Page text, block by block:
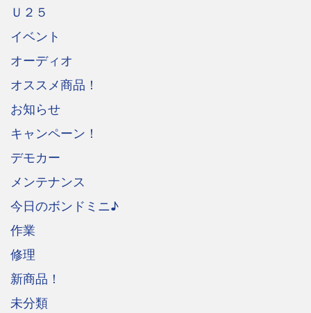
Ｕ２５
イベント
オーディオ
オススメ商品！
お知らせ
キャンペーン！
デモカー
メンテナンス
今日のボンドミニ♪
作業
修理
新商品！
未分類